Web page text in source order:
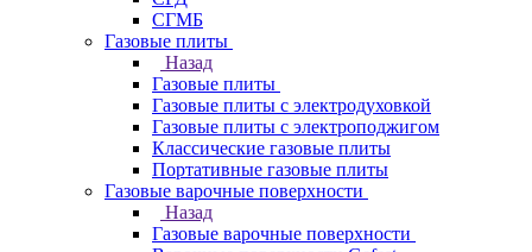
СГМБ
Газовые плиты
Назад
Газовые плиты
Газовые плиты с электродуховкой
Газовые плиты с электроподжигом
Классические газовые плиты
Портативные газовые плиты
Газовые варочные поверхности
Назад
Газовые варочные поверхности